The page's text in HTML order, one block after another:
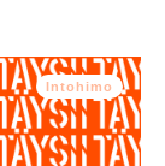
Intohimo